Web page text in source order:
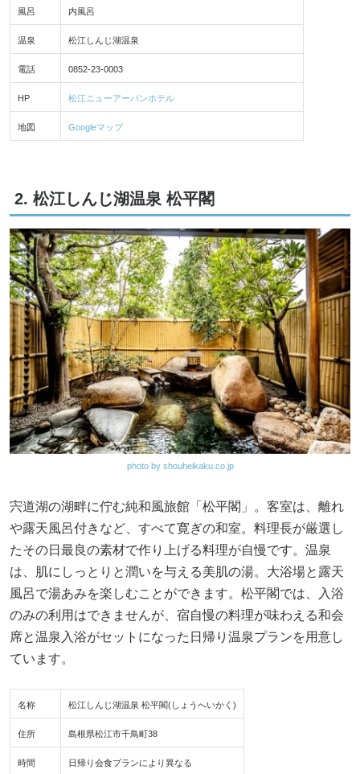
風呂 内風呂
温泉 松江しんじ湖温泉
電話 0852-23-0003
HP 松江ニューアーバンホテル
地図 Googleマップ
2. 松江しんじ湖温泉 松平閣
photo by shouheikaku.co.jp
宍道湖の湖畔に佇む純和風旅館「松平閣」。客室は、離れ
や露天風呂付きなど、すべて寛ぎの和室。料理長が厳選し
たその日最良の素材で作り上げる料理が自慢です。温泉
は、肌にしっとりと潤いを与える美肌の湯。大浴場と露天
風呂で湯あみを楽しむことができます。松平閣では、入浴
のみの利用はできませんが、宿自慢の料理が味わえる和会
席と温泉入浴がセットになった日帰り温泉プランを用意し
ています。
名称 松江しんじ湖温泉 松平閣(しょうへいかく)
住所 島根県松江市千鳥町38
時間 日帰り会食プランにより異なる